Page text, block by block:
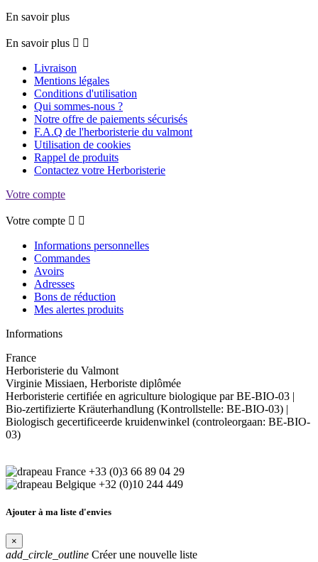
En savoir plus
En savoir plus  
Livraison
Mentions légales
Conditions d'utilisation
Qui sommes-nous ?
Notre offre de paiements sécurisés
F.A.Q de l'herboristerie du valmont
Utilisation de cookies
Rappel de produits
Contactez votre Herboristerie
Votre compte
Votre compte  
Informations personnelles
Commandes
Avoirs
Adresses
Bons de réduction
Mes alertes produits
Informations
France
Herboristerie du Valmont
Virginie Missiaen, Herboriste diplômée
Herboristerie certifiée en agriculture biologique par BE-BIO-03 |
Bio-zertifizierte Kräuterhandlung (Kontrollstelle: BE-BIO-03) |
Biologisch gecertificeerde kruidenwinkel (controleorgaan: BE-BIO-
03)
+33 (0)3 66 89 04 29
+32 (0)10 244 449
Ajouter à ma liste d'envies
×
add_circle_outline Créer une nouvelle liste